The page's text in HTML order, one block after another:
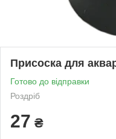
Присоска для
Готово до відправки
Роздріб
27 ₴